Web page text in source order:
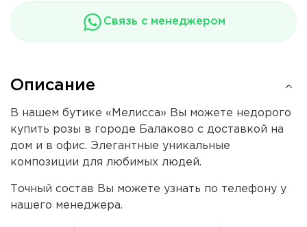
Связь с менеджером
Описание
В нашем бутике «Мелисса» Вы можете недорого
купить розы в городе Балаково с доставкой на
дом и в офис. Элегантные уникальные
композиции для любимых людей.
Точный состав Вы можете узнать по телефону у
нашего менеджера.